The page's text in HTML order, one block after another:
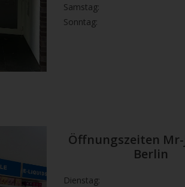
Samstag:
Sonntag:
Öffnungszeiten
Berlin
Dienstag: